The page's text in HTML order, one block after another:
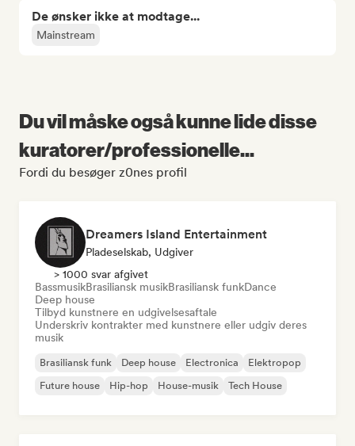
De ønsker ikke at modtage...
Mainstream
Du vil måske også kunne lide disse
kuratorer/professionelle...
Fordi du besøger z0nes profil
Dreamers Island Entertainment
Pladeselskab, Udgiver
> 1000 svar afgivet
BassmusikBrasiliansk musikBrasiliansk funkDance
Deep house
Tilbyd kunstnere en udgivelsesaftale
Underskriv kontrakter med kunstnere eller udgiv deres
musik
Brasiliansk funk Deep house Electronica
Elektropop
Future house
Hip-hop House-musik Tech House